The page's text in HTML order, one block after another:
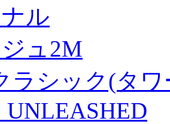
ル
ュ2M
ラシック(タ
UNLEASHED